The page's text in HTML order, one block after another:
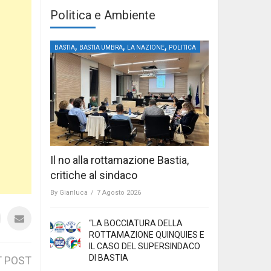
POST
Politica e Ambiente
BASTIA, BASTIA UMBRA, LA NAZIONE, POLITICA
Il no alla rottamazione Bastia,
critiche al sindaco
By Gianluca / 7 Agosto 2026
“LA BOCCIATURA DELLA
ROTTAMAZIONE QUINQUIES E
IL CASO DEL SUPERSINDACO
DI BASTIA